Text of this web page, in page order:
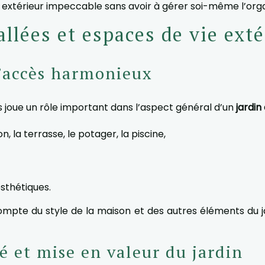
impeccable sans avoir à gérer soi-même
et espaces de vie
harmonieux
un rôle important dans l’aspect général d’unjardin
la terrasse, le potager, la piscine,
du style de la maison et des autres éléments du
et mise en valeur du jardin